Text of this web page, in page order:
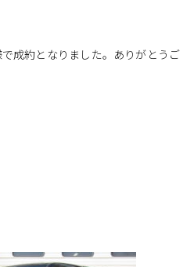
成約となりました。ありがとうご